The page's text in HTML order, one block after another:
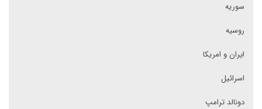
سوریه
روسیه
ایران و امریکا
اسرائیل
دونالد ترامپ